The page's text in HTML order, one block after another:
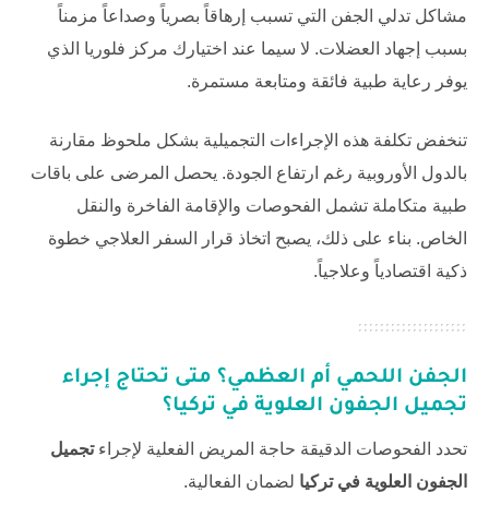
مشاكل تدلي الجفن التي تسبب إرهاقاً بصرياً وصداعاً مزمناً
بسبب إجهاد العضلات. لا سيما عند اختيارك مركز فلوريا الذي
يوفر رعاية طبية فائقة ومتابعة مستمرة.
تنخفض تكلفة هذه الإجراءات التجميلية بشكل ملحوظ مقارنة
بالدول الأوروبية رغم ارتفاع الجودة. يحصل المرضى على باقات
طبية متكاملة تشمل الفحوصات والإقامة الفاخرة والنقل
الخاص. بناء على ذلك، يصبح اتخاذ قرار السفر العلاجي خطوة
ذكية اقتصادياً وعلاجياً.
الجفن اللحمي أم العظمي؟ متى تحتاج إجراء
تجميل الجفون العلوية في تركيا؟
تحدد الفحوصات الدقيقة حاجة المريض الفعلية لإجراءتجميل
الجفون العلوية في تركيا لضمان الفعالية.